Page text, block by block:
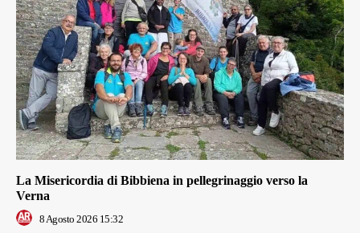
La Misericordia di Bibbiena in pellegrinaggio verso la
Verna
8 Agosto 2026 15:32